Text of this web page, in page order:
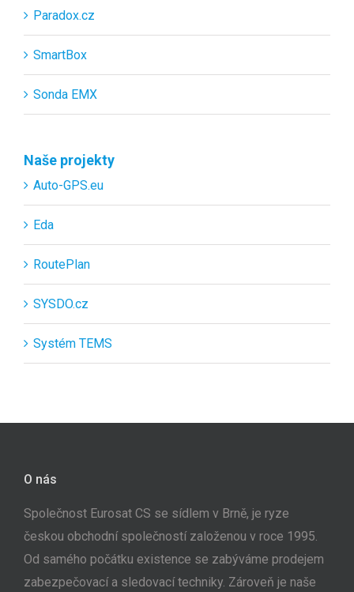
Paradox.cz
SmartBox
Sonda EMX
Naše projekty
Auto-GPS.eu
Eda
RoutePlan
SYSDO.cz
Systém TEMS
O nás
Společnost Eurosat CS se sídlem v Brně, je ryze
českou obchodní společností založenou v roce 1995.
Od samého počátku existence se zabýváme prodejem
zabezpečovací a sledovací techniky. Zároveň je naše